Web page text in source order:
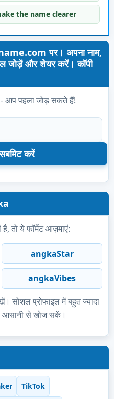
the name clearer
पर। अपना नाम,
जोड़ें और शेयर करें। कॉपी
- आप पहला जोड़ सकते हैं!
तो ये फॉर्मेट आज़माएं:
angkaStar
angkaVibes
सोशल प्रोफाइल में बहुत ज्यादा
आसानी से खोज सकें।
TikTok